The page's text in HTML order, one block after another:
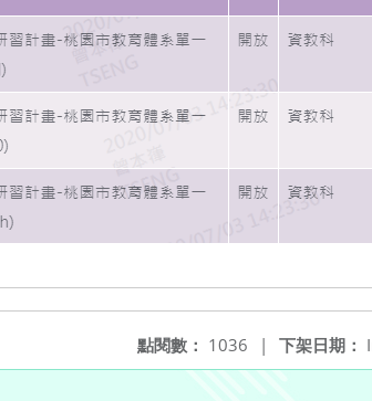
下架日期：
點閱數： 1036 |